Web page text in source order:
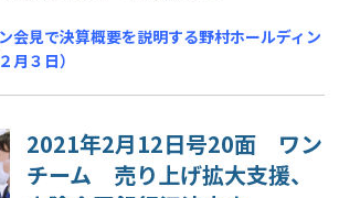
会見で決算概要を説明する野村ホールディン
月３日）
2021年2月12日号20面 ワン
チーム 売り上げ拡大支援、